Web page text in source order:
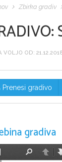
Zbirka gradiv
VOLJO OD:
Prenesi gradivo
gradiva
Nazaj